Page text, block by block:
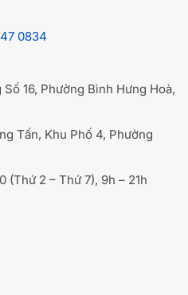
0834
16, Phường Bình Hưng Hoà,
Tấn, Khu Phố 4, Phường
(Thứ 2 – Thứ 7), 9h – 21h